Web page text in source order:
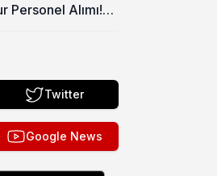
Personel Alımı!
Twitter
Google News